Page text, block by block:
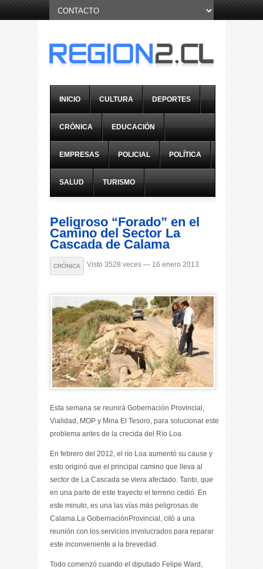
INICIO CULTURA DEPORTES
CRÓNICA EDUCACIÓN
EMPRESAS POLICIAL POLÍTICA
SALUD TURISMO
Peligroso “Forado” en el
Camino del Sector La
Cascada de Calama
CRÓNICA Visto 3528 veces — 16 enero 2013
Esta semana se reunirá Gobernación Provincial,
Vialidad, MOP y Mina El Tesoro, para solucionar este
problema antes de la crecida del Río Loa.
En febrero del 2012, el río Loa aumentó su cause y
esto originó que el principal camino que lleva al
sector de La Cascada se viera afectado. Tanto, que
en una parte de este trayecto el terreno cedió. En
este minuto, es una las vías más peligrosas de
Calama.La GobernaciónProvincial, citó a una
reunión con los servicios involucrados para reparar
este inconveniente a la brevedad.
Todo comenzó cuando el diputado Felipe Ward,